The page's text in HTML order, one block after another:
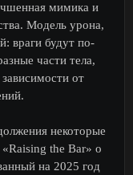
мимика и
Модель урона,
враги будут по-
части тела,
от
некоторые
«Raising the Bar» о
на 2025 год